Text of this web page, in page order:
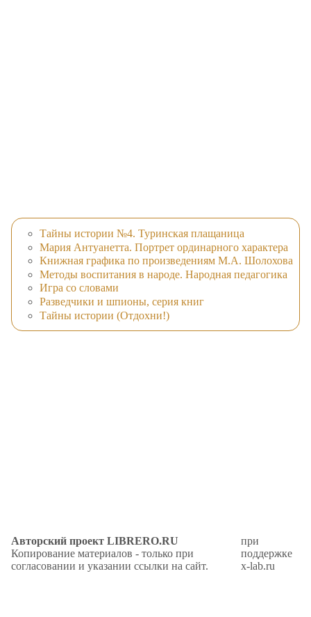
Тайны истории №4. Туринская плащаница
Мария Антуанетта. Портрет ординарного характера
Книжная графика по произведениям М.А. Шолохова
Методы воспитания в народе. Народная педагогика
Игра со словами
Разведчики и шпионы, серия книг
Тайны истории (Отдохни!)
Авторский проект LIBRERO.RU
Копирование материалов - только при
согласовании и указании ссылки на сайт.
при
поддержке
x-lab.ru